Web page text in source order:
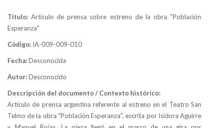
Título:Artículo de prensa sobre estreno de la obra "Población
Esperanza"
Código: IA-009-009-010
Fecha:Desconocida
Autor:Desconocido
Descripción del documento / Contexto histórico:
Artículo de prensa argentina referente al estreno en el Teatro San
Telmo de la obra "Población Esperanza", escrita por Isidora Aguirre